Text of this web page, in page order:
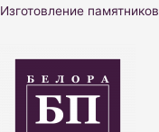
Перейти
Изготовление памятников